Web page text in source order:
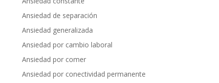
Ansiedad de separación
Ansiedad generalizada
Ansiedad por cambio laboral
Ansiedad por comer
Ansiedad por conectividad permanente